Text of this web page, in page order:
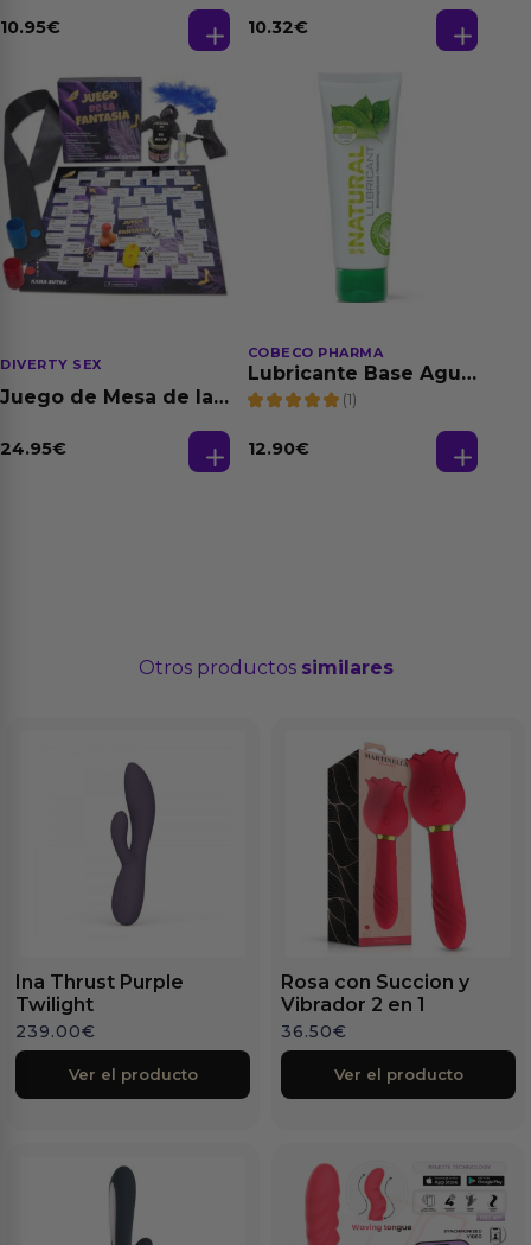
Dilatación Base Agua
10.95€ 10.32€
DIVERTY SEX
Juego de Mesa de las
24.95€
COBECO PHARMA
Lubricante Base Agua
100% Natural 125 ml
(1)
12.90€
Otros productos similares
Ina Thrust Purple
Twilight
239.00€
Ver el producto
Rosa con Succion y
Vibrador 2 en 1
36.50€
Ver el producto